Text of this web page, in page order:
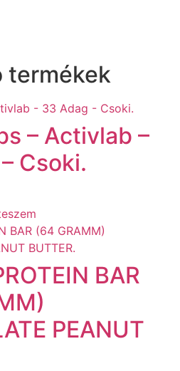
termékek
– Activlab –
Csoki.
BAR
PEANUT